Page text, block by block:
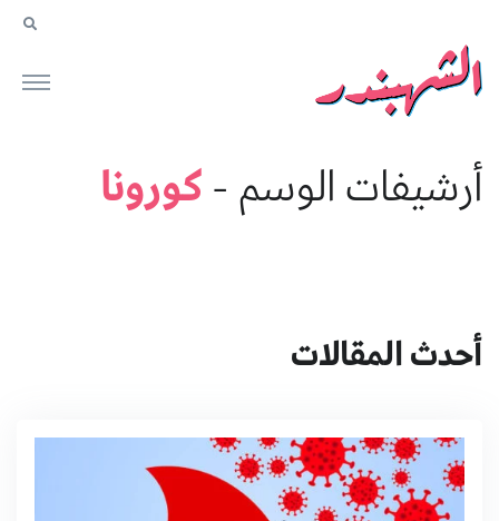
أرشيفات الوسم -كورونا
أحدث المقالات